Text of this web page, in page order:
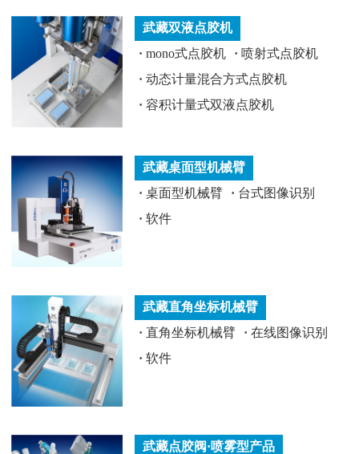
武藏双液点胶机
· mono式点胶机 · 喷射式点胶机
· 动态计量混合方式点胶机
· 容积计量式双液点胶机
武藏桌面型机械臂
· 桌面型机械臂 · 台式图像识别
· 软件
武藏直角坐标机械臂
· 直角坐标机械臂 · 在线图像识别
· 软件
武藏点胶阀·喷雾型产品